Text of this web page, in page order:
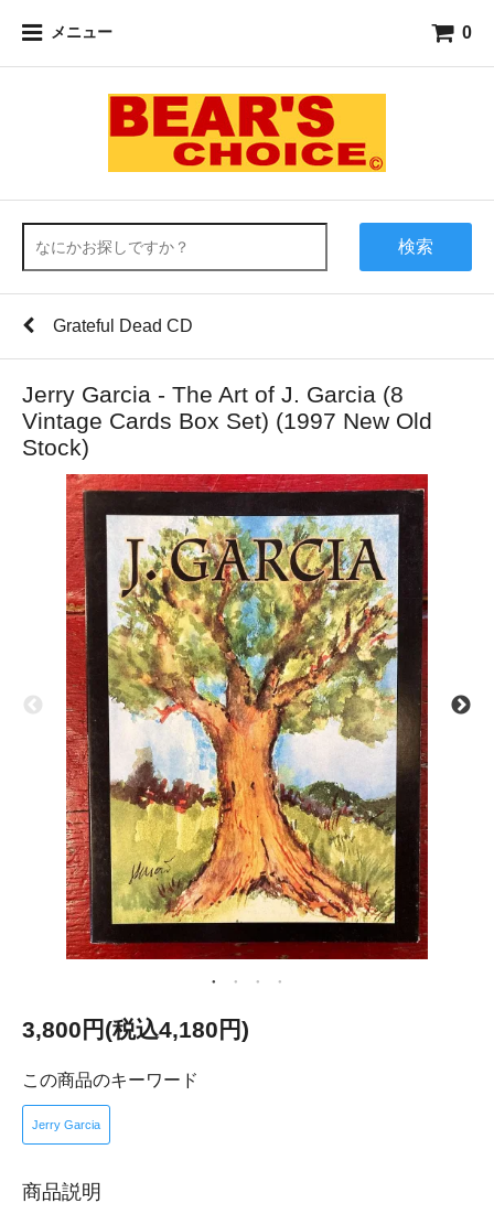
メニュー 0
検索
Grateful Dead CD
Jerry Garcia - The Art of J. Garcia (8
Vintage Cards Box Set) (1997 New Old
Stock)
3,800円(税込4,180円)
この商品のキーワード
Jerry Garcia
商品説明